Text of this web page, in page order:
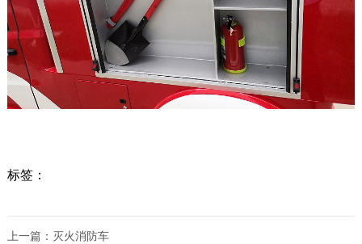
标签：
上一篇： 灭火消防车